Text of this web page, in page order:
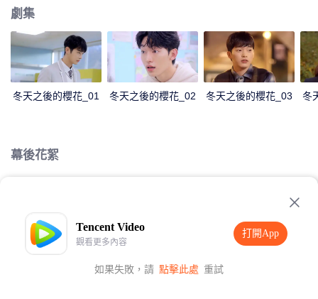
Tencent Video
觀看更多內容
打開App
如果失敗，請 點擊此處 重試
打開App
學，泰興看到海春被欺負，他感到非常震驚，並開始照顧海春。自此，他們解
開了一個又一個誤會，兩個人也走的越來越近。幾次風波過後，他們越發變得
親密。
劇集
冬天之後的櫻花_01 冬天之後的櫻花_02 冬天之後的櫻花_03 冬
幕後花絮